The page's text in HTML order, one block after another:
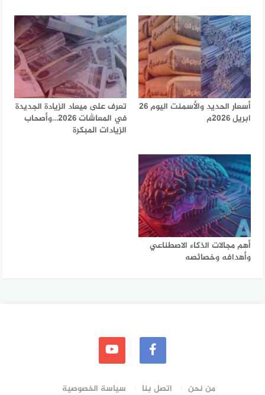
أسعار الحديد والأسمنت اليوم 26
ابريل 2026م
تعرف على ميعاد الزيادة الجديدة
في المعاشات 2026…وأصحاب
الزيادات المبكرة
أهم مجالات الذكاء الاصطناعي
وأهدافه وخصائصه
من نحن اتصل بنا سياسة الخصوصية